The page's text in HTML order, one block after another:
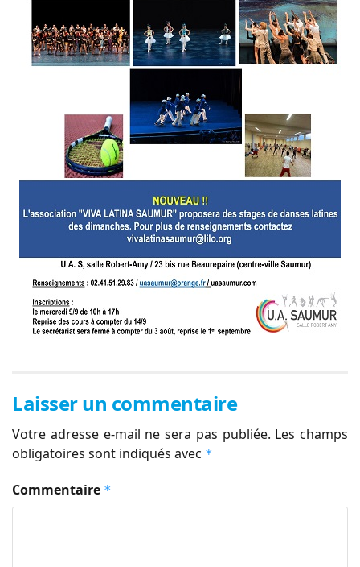
Laisser un commentaire
Votre adresse e-mail ne sera pas publiée. Les champs
obligatoires sont indiqués avec *
Commentaire *